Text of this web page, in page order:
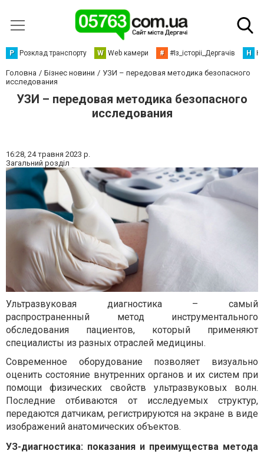
Р Розклад транспорту W Web камери # #Із_історіі_Дергачів Н
Головна Бізнес новини
УЗИ – передовая методика безопасного
исследования
УЗИ – передовая методика безопасного
исследования
16:28, 24 травня 2023 р.
Загальний розділ
Ультразвуковая диагностика – самый
распространенный метод инструментального
обследования пациентов, который применяют
специалисты из разных отраслей медицины.
Современное оборудование позволяет визуально
оценить состояние внутренних органов и их систем при
помощи физических свойств ультразвуковых волн.
Последние отбиваются от исследуемых структур,
передаются датчикам, регистрируются на экране в виде
изображений анатомических объектов.
УЗ-диагностика: показания и преимущества метода